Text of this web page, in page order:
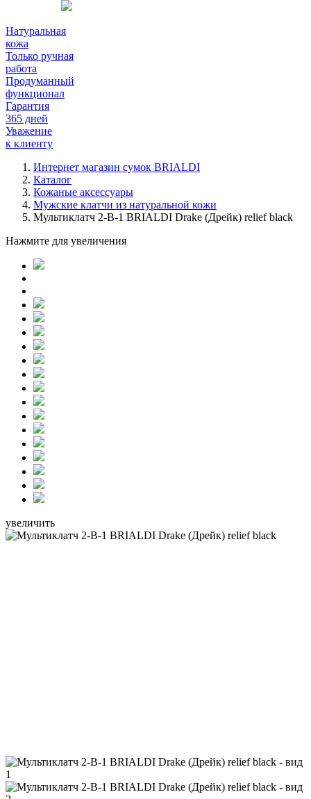
Натуральная
кожа
Только ручная
работа
Продуманный
функционал
Гарантия
365 дней
Уважение
к клиенту
Интернет магазин сумок BRIALDI
Каталог
Кожаные аксессуары
Мужские клатчи из натуральной кожи
Мультиклатч 2-В-1 BRIALDI Drake (Дрейк) relief black
Нажмите для увеличения
увеличить